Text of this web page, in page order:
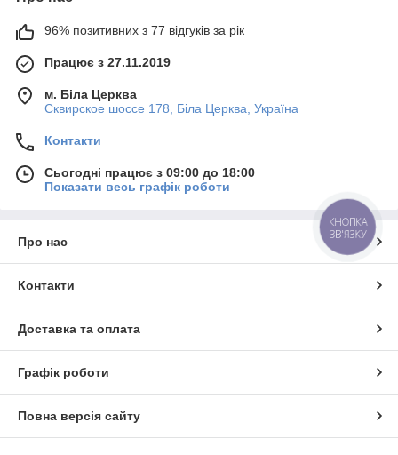
96% позитивних з 77 відгуків за рік
Працює з 27.11.2019
м. Біла Церква
Сквирское шоссе 178, Біла Церква, Україна
Контакти
Сьогодні працює з 09:00 до 18:00
Показати весь графік роботи
Про нас
Контакти
Доставка та оплата
Графік роботи
Повна версія сайту
КНОПКА
ЗВ'ЯЗКУ